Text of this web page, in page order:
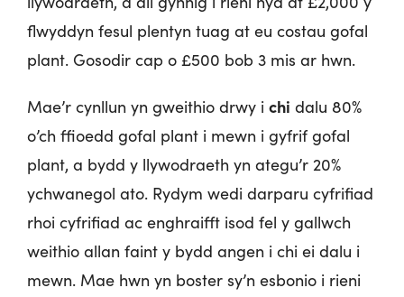
flwyddyn fesul plentyn tuag at eu costau gofal
plant. Gosodir cap o £500 bob 3 mis ar hwn.
Mae’r cynllun yn gweithio drwy i chi dalu 80%
o’ch ffioedd gofal plant i mewn i gyfrif gofal
plant, a bydd y llywodraeth yn ategu’r 20%
ychwanegol ato. Rydym wedi darparu cyfrifiad
rhoi cyfrifiad ac enghraifft isod fel y gallwch
weithio allan faint y bydd angen i chi ei dalu i
mewn. Mae hwn yn boster sy’n esbonio i rieni